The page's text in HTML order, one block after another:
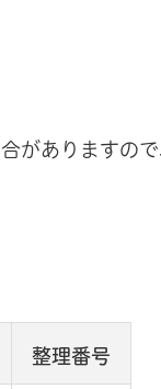
がありますの
整理番号